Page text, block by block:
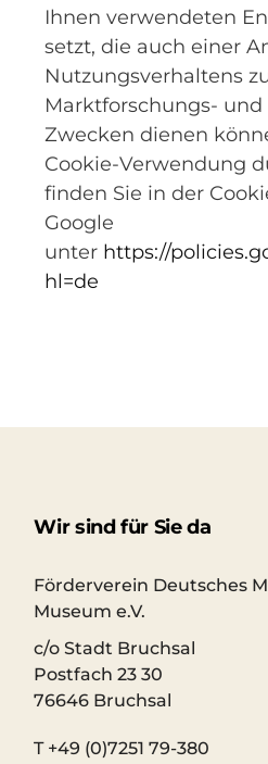
Ihnen verwendeten
setzt, die auch einer
Nutzungsverhaltens
Marktforschungs-
Zwecken dienen
Cookie-Verwendung
finden Sie in der
Google
unter https://
hl=de
Wir sind für Sie da
Förderverein Deutsches
Museum e.V.
c/o Stadt Bruchsal
Postfach 23 30
76646 Bruchsal
T +49 (0)7251 79-380